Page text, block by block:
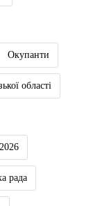
Окупанти
області
рада